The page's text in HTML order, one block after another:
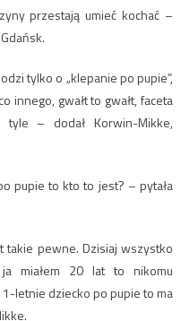
przestają umieć kochać –
tylko o „klepanie po pupie”,
innego, gwałt to gwałt, faceta
– dodał Korwin-Mikke,
pupie to kto to jest? – pytała
pewne. Dzisiaj wszystko
miałem 20 lat to nikomu
letnie dziecko po pupie to ma